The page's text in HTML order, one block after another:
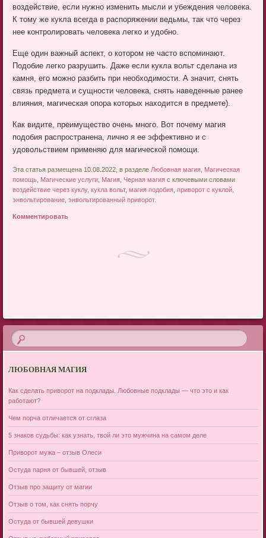
воздействие, если нужно изменить мысли и убеждения человека.
К тому же кукла всегда в распоряжении ведьмы, так что через
нее контролировать человека легко и удобно.
Еще один важный аспект, о котором не часто вспоминают.
Подобие легко разрушить. Даже если кукла вольт сделана из
камня, его можно разбить при необходимости. А значит, снять
связь предмета и сущности человека, снять наведенные ранее
влияния, магическая опора которых находится в предмете).
Как видите, преимущество очень много. Вот почему магия
подобия распространена, лично я ее эффективно и с
удовольствием применяю для магической помощи.
Эта статья размещена 10.08.2022, в разделе Любовная магия Магическая
помощь Магические услуги Магия Черная магия с ключевыми словами
воздействие через куклу,кукла вольт,магия подобия ,приворот с куклой
энвольтирование ,энвольтированный приворот.
Комментировать
ЛЮБОВНАЯ МАГИЯ
Как сделать приворот на подклады. Любовные подклады — что это и как
работают?
Чем порча отличается от сглаза
5 знаков судьбы: как узнать, твой ли это мужчина на самом деле
Приворот мужа – отзыв Олеси
Остуда парня от бывшей, отзыв
Отзыв про защиту от магии
Отзыв о том, как снять порчу
Остуда от бывшей девушки